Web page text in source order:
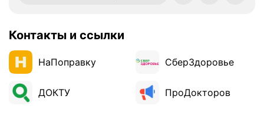
Контакты и ссылки
НаПоправку СберЗдоровье
ДОКТУ ПроДокторов